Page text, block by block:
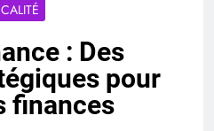
: Des
pour
finances